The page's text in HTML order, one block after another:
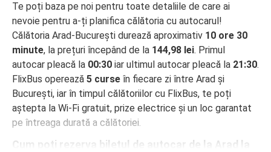
Te poți baza pe noi pentru toate detaliile de care ai
nevoie pentru a-ți planifica călătoria cu autocarul!
Călătoria Arad-București durează aproximativ 10 ore 30
minute, la prețuri începând de la 144,98 lei. Primul
autocar pleacă la 00:30 iar ultimul autocar pleacă la 21:30.
FlixBus operează 5 curse în fiecare zi între Arad și
București, iar în timpul călătoriilor cu FlixBus, te poți
aștepta la Wi-Fi gratuit, prize electrice și un loc garantat
pe întreaga durată a călătoriei.
Cum poți rezerva biletul de autocar de la Arad la